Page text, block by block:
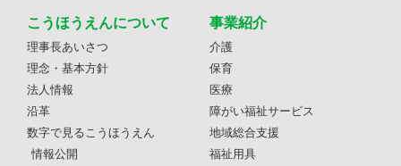
こうほうえんについて
理事長あいさつ
理念・基本方針
法人情報
沿革
数字で見るこうほうえん
情報公開
事業紹介
介護
保育
医療
障がい福祉サービス
地域総合支援
福祉用具